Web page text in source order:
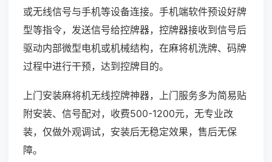
或无线信号与手机等设备连接。手机端软件预设好牌
型等指令，发送信号给控牌器，控牌器接收到信号后
驱动内部微型电机或机械结构，在麻将机洗牌、码牌
过程中进行干预，达到控牌目的。
上门安装麻将机无线控牌神器，上门服务多为简易贴
附安装、信号配对，收费500-1200元，无专业改
装，仅做外观调试，安装后无稳定效果，售后无保
障。